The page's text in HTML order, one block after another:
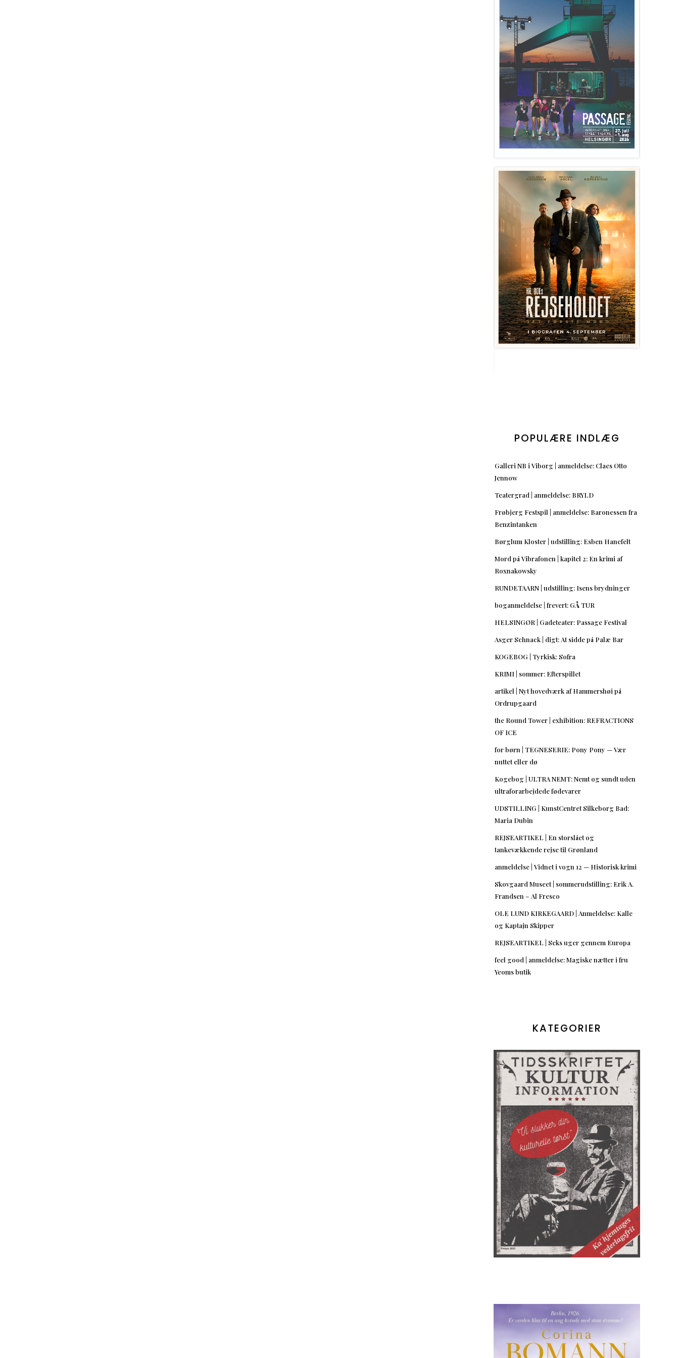
POPULÆRE INDLÆG
Galleri NB i Viborg | anmeldelse: Claes Otto
Jennow
Teatergrad | anmeldelse: BRYLD
Frøbjerg Festspil | anmeldelse: Baronessen fra
Benzintanken
Børglum Kloster | udstilling: Esben Hanefelt
Mord på Vibrafonen | kapitel 2: En krimi af
Roxnakowsky
RUNDETAARN | udstilling: Isens brydninger
boganmeldelse | frevert: GÅ TUR
HELSINGØR | Gadeteater: Passage Festival
Asger Schnack | digt: At sidde på Palæ Bar
KOGEBOG | Tyrkisk: Sofra
KRIMI | sommer: Efterspillet
artikel | Nyt hovedværk af Hammershøi på
Ordrupgaard
the Round Tower | exhibition: REFRACTIONS
OF ICE
for børn | TEGNESERIE: Pony Pony — Vær
nuttet eller dø
Kogebog | ULTRA NEMT: Nemt og sundt uden
ultraforarbejdede fødevarer
UDSTILLING | KunstCentret Silkeborg Bad:
Maria Dubin
REJSEARTIKEL | En storslået og
tankevækkende rejse til Grønland
anmeldelse | Vidnet i vogn 12 — Historisk krimi
Skovgaard Museet | sommerudstilling: Erik A.
Frandsen – Al Fresco
OLE LUND KIRKEGAARD | Anmeldelse: Kalle
og Kaptajn Skipper
REJSEARTIKEL | Seks uger gennem Europa
feel good | anmeldelse: Magiske nætter i fru
Yeoms butik
KATEGORIER